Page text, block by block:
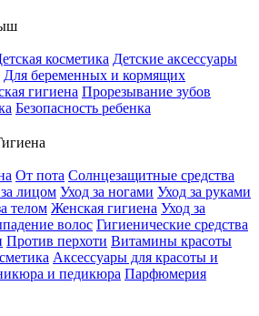
косметика Детские аксессуары
Для беременных и кормящих
гигиена Прорезывание зубов
Безопасность ребенка
От пота Солнцезащитные средства
лицом Уход за ногами Уход за руками
телом Женская гигиена Уход за
волос Гигиенические средства
Против перхоти Витамины красоты
Аксессуары для красоты и
и педикюра Парфюмерия